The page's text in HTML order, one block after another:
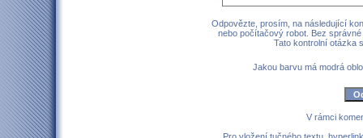
Odpovězte, prosím, na následující
nebo počítačový robot. Bez
Tato kontrolní otázka
Jakou barvu má modrá
V rámci